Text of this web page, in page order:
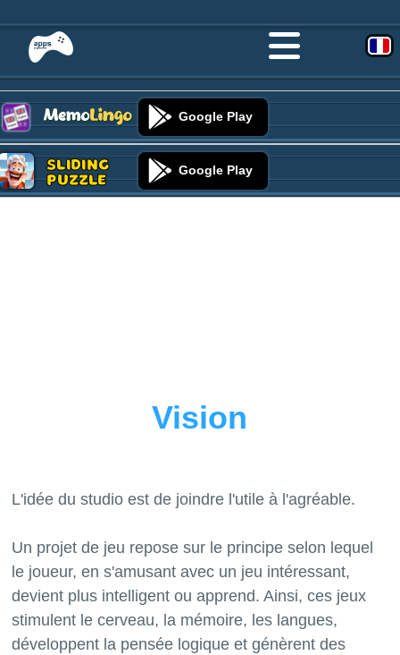
Google Play
Sliding
Puzzle Google Play
Vision
L'idée du studio est de joindre l'utile à l'agréable.
Un projet de jeu repose sur le principe selon lequel
le joueur, en s'amusant avec un jeu intéressant,
devient plus intelligent ou apprend. Ainsi, ces jeux
stimulent le cerveau, la mémoire, les langues,
développent la pensée logique et génèrent des